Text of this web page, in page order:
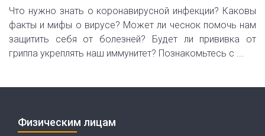
Что нужно знать о коронавирусной инфекции? Каковы
факты и мифы о вирусе? Может ли чеснок помочь нам
защитить себя от болезней? Будет ли прививка от
гриппа укреплять наш иммунитет? Познакомьтесь с ...
Физическим лицам